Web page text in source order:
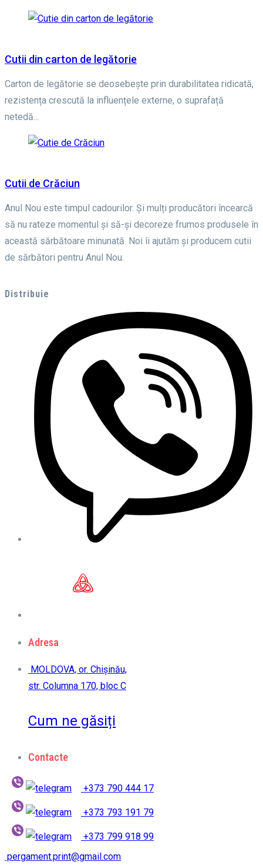
Cutii din carton de legătorie
Carton de legătorie se deosebește prin durabilitatea ridicată,
rezistența crescută la influențele externe, o suprafață
netedă...
Cutii de Crăciun
Anul Nou este timpul cadourilor. Și mulți producători încearcă
să nu rateze momentul și să-și decoreze frumos produsele în
această sărbătoare minunată. Noi îi ajutăm și producem cutii
de sărbători pentru Anul Nou.
Distribuie
Adresa
MOLDOVA, or. Chișinău,
str. Columna 170, bloc C
Cum ne găsiți
Contacte
+373 790 444 17
+373 793 191 79
+373 799 918 99
pergament.print@gmail.com